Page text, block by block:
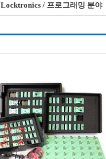
Locktronics / 프로그래밍 분야